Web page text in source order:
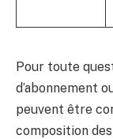
Pour toute
d’abonnement
peuvent être
composition